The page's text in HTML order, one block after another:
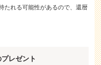
たれる可能性があるので、還暦
レゼント